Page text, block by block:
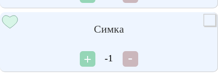
Симка
-1